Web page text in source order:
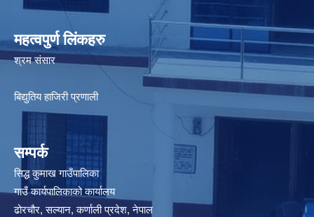
महत्वपुर्ण लिंकहरु
श्रम संसार
बिद्युतिय हाजिरी प्रणाली
सम्पर्क
सिद्ध कुमाख गाउँपालिका
गाउँ कार्यपालिकाको कार्यालय
ढोरचौर, सल्यान, कर्णाली प्रदेश, नेपाल